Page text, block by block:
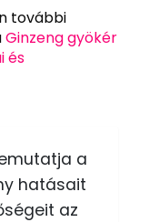
további
Ginzeng gyökér
és
a
hatásait
az